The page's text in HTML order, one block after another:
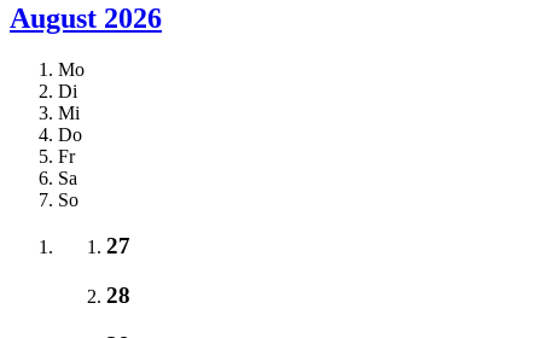
August 2026
Mo
Di
Mi
Do
Fr
Sa
So
27
28